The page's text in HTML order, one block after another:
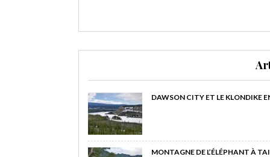
DAWSON CITY ET LE KLONDIKE
MONTAGNE DE L’ÉLÉPHANT À